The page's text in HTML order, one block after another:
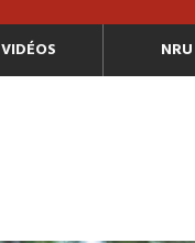
VIDÉOS NRU